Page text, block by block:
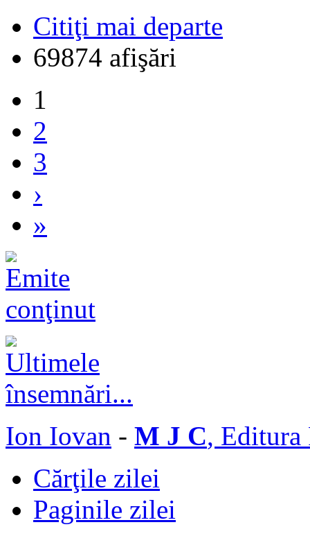
Citiţi mai departe
69874 afişări
1
2
3
›
»
Ion Iovan - M J C, Editura
Cărţile zilei
Paginile zilei